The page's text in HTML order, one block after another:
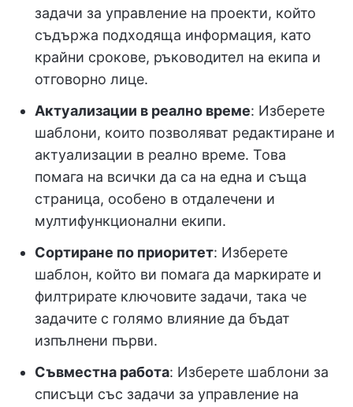
задачи за управление на проекти, който
съдържа подходяща информация, като
крайни срокове, ръководител на екипа и
отговорно лице.
Актуализации в реално време: Изберете
шаблони, които позволяват редактиране и
актуализации в реално време. Това
помага на всички да са на една и съща
страница, особено в отдалечени и
мултифункционални екипи.
Сортиране по приоритет: Изберете
шаблон, който ви помага да маркирате и
филтрирате ключовите задачи, така че
задачите с голямо влияние да бъдат
изпълнени първи.
Съвместна работа: Изберете шаблони за
списъци със задачи за управление на